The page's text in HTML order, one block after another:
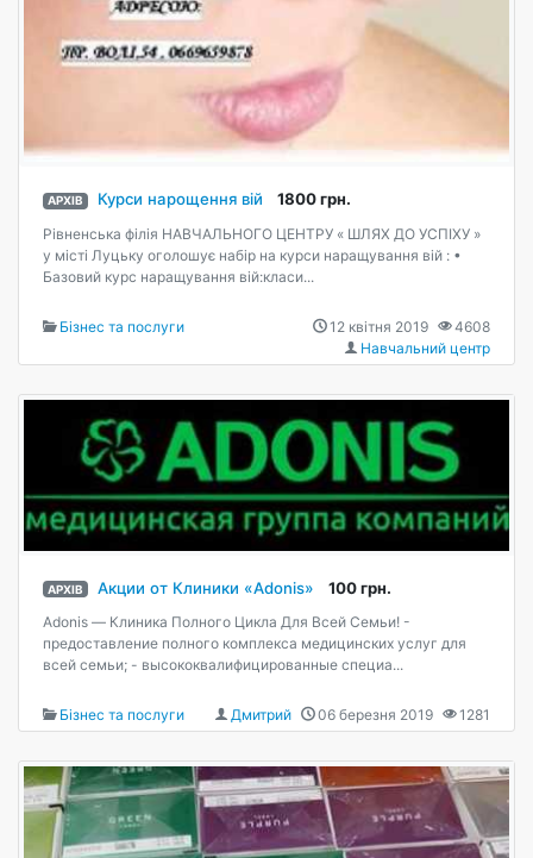
АРХІВ Курси нарощення вій 1800 грн.
Рівненська філія НАВЧАЛЬНОГО ЦЕНТРУ « ШЛЯХ ДО УСПІХУ »
у місті Луцьку оголошує набір на курси наращування вій : •
Базовий курс наращування вій:класи...
Бізнес та послуги 4608
12 квітня 2019
Навчальний центр
АРХІВ Акции от Клиники «Adonis» 100 грн.
Adonis — Клиника Полного Цикла Для Всей Семьи! -
предоставление полного комплекса медицинских услуг для
всей семьи; - высококвалифицированные специа...
Бізнес та послуги 1281
06 березня 2019
Дмитрий